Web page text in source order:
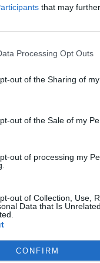
that may
Processing Opt Outs
out of the Sharing of
out of the Sale of my
out of processing my
out of Collection, Use,
Data that Is
CONFIRM